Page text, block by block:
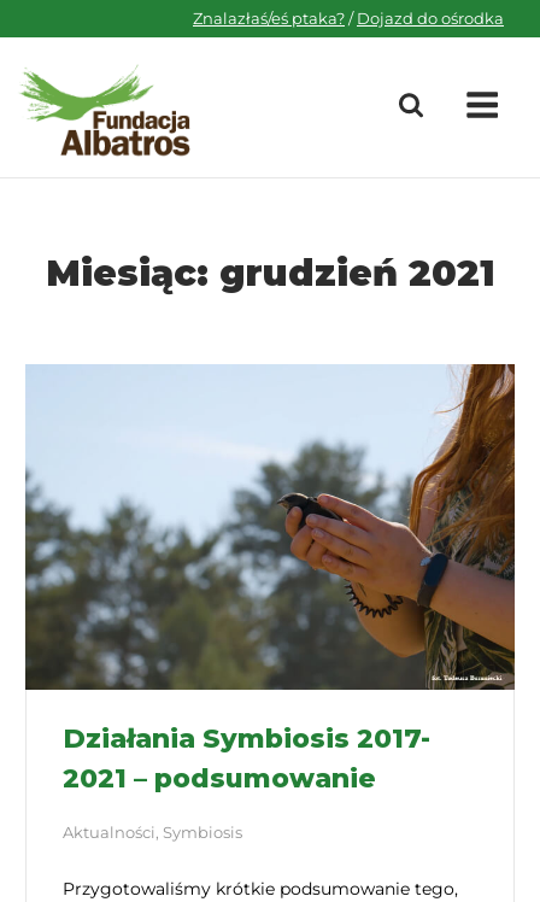
to
content
Znalazłaś/eś ptaka?/Dojazd do ośrodka
Miesiąc: grudzień 2021
Działania Symbiosis 2017-
2021 – podsumowanie
Aktualności, Symbiosis
Przygotowaliśmy krótkie podsumowanie tego,